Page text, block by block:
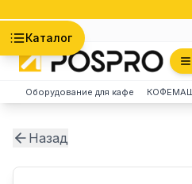
Каталог
Оборудование для кафе
Назад